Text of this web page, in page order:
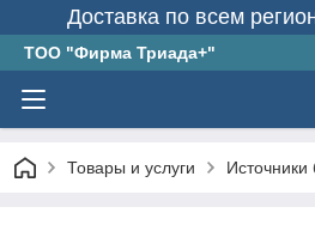
Доставка по всем
ТОО "Фирма Триада+"
Товары и услуги Источники